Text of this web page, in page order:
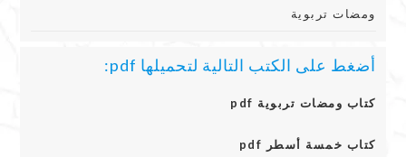
ومضات تربوية
أضغط على الكتب التالية لتحميلها pdf:
كتاب ومضات تربوية pdf
كتاب خمسة أسطر pdf